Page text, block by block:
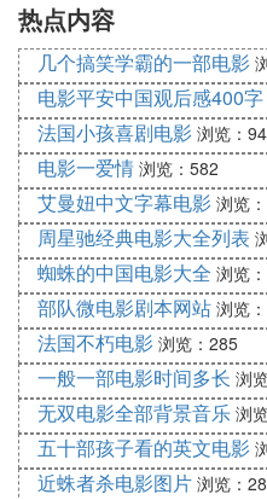
中化堪称首，铁索斜拉，
道；
世界亦数二，众智辉灿
流。（上海南浦大桥）
桥的谚语：
桥头上跑马——走投无路
桥是桥，路是路——一清
桥孔里插扁担——担当不
桥的俗语
船到桥头自然直
我走过的桥比你走过的路
桥归桥，路归路。
你走你的阳关道，我走我
过河拆桥
多一个朋友多一条路，结
热点内容
几个搞笑学霸的一部电影
电影平安中国观后感400字
法国小孩喜剧电影 浏览：94
电影一爱情 浏览：582
艾曼妞中文字幕电影 浏览
周星驰经典电影大全列表
蜘蛛的中国电影大全 浏览
部队微电影剧本网站 浏览
法国不朽电影 浏览：285
一般一部电影时间多长 浏
无双电影全部背景音乐 浏
五十部孩子看的英文电影
近蛛者杀电影图片 浏览：